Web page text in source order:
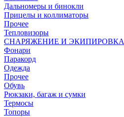
Дальномеры и бинокли
Прицелы и коллиматоры
Прочее
Тепловизоры
СНАРЯЖЕНИЕ И ЭКИПИРОВКА
Фонари
Паракорд
Одежда
Прочее
Обувь
Рюкзаки, багаж и сумки
Термосы
Топоры